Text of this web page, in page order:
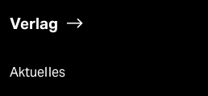
Verlag
Aktuelles